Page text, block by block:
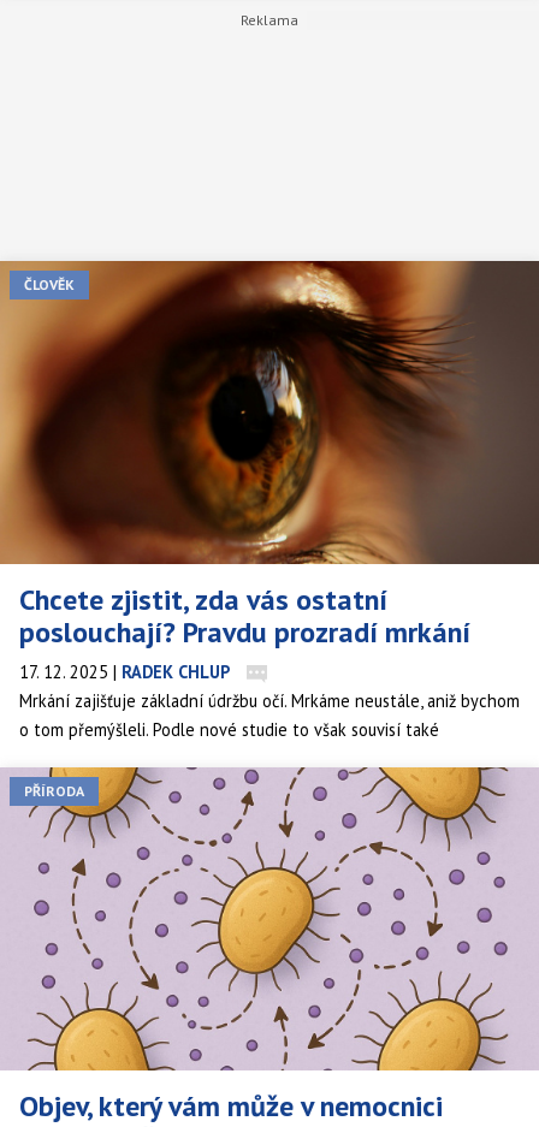
ČLOVĚK
Chcete zjistit, zda vás ostatní
poslouchají? Pravdu prozradí mrkání
17. 12. 2025 | RADEK CHLUP
Mrkání zajišťuje základní údržbu očí. Mrkáme neustále, aniž bychom
o tom přemýšleli. Podle nové studie to však souvisí také
jinému, a snažíme se, aby nám neuniklo jediné slovo. Pokud tedy
chcete zjistit, zda vás druhý člověk poslouchá, sledujte frekvenci
jeho mrkání.
PŘÍRODA
Objev, který vám může v nemocnici